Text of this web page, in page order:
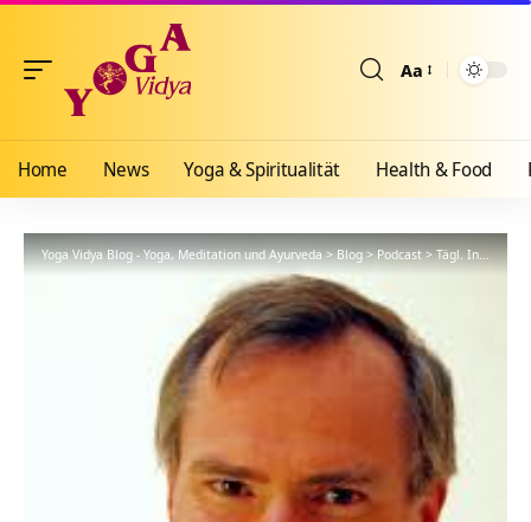
Aa
Home News Yoga & Spiritualität Health & Food
Yoga Vidya Blog - Yoga, Meditation und Ayurveda>Blog>Podcast>Tägl. Inspiration